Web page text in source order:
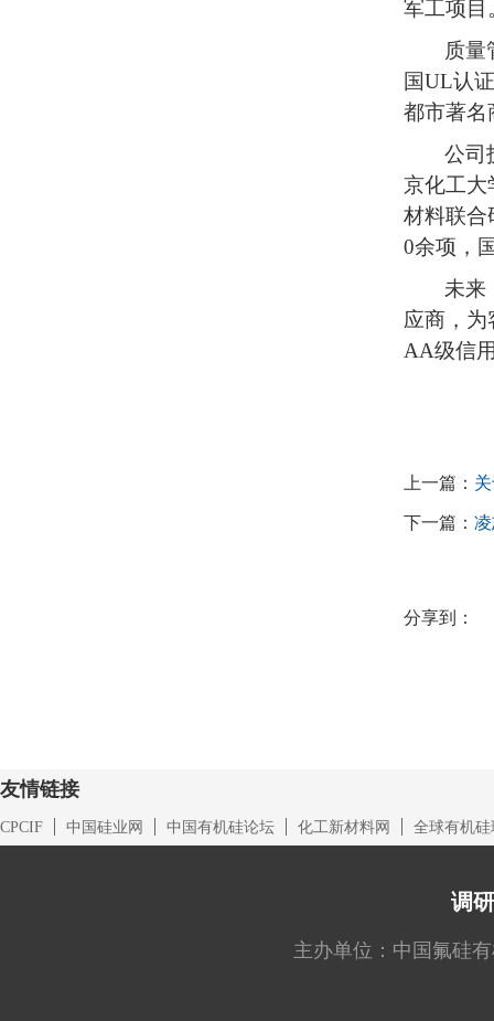
军工项目
质量
国UL认
都市著名
公司
京化工大
材料联合
0余项，
未来
应商，
AA级信
上一篇：
下一篇：
分享到：
友情链接
CPCIF 中国硅业网 中国有机硅论坛 化工新材料网 全球有机硅
调
主办单位：中国氟硅